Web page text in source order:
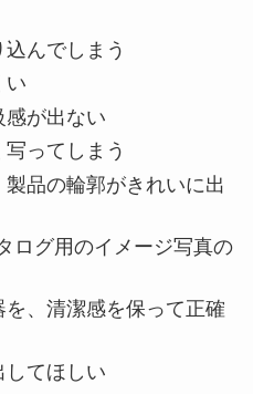
んでしまう
い
感が出ない
ってしまう
品の輪郭がきれいに出
ログ用のイメージ写真の
、清潔感を保って正確
してほしい